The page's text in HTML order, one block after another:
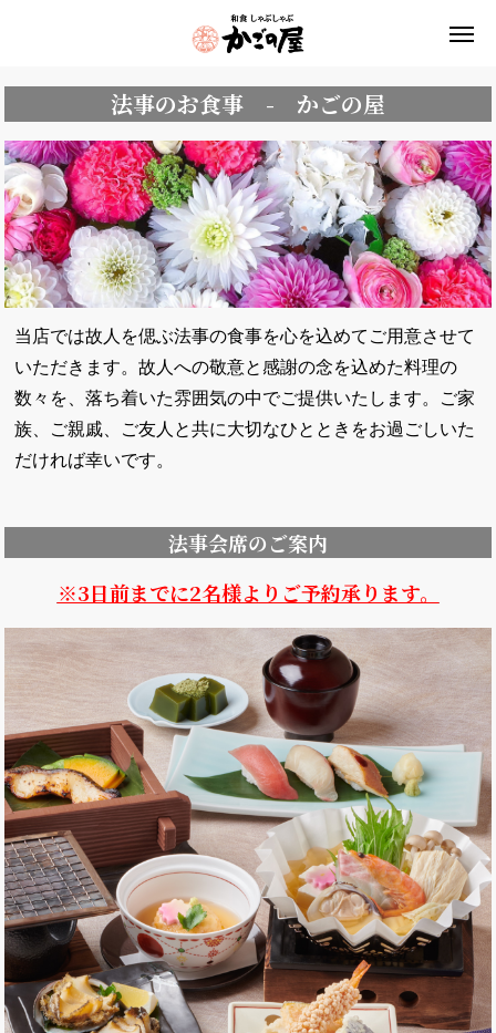
法事のお食事 - かごの屋
当店では故人を偲ぶ法事の食事を心を込めてご用意させて
いただきます。故人への敬意と感謝の念を込めた料理の
数々を、落ち着いた雰囲気の中でご提供いたします。ご家
族、ご親戚、ご友人と共に大切なひとときをお過ごしいた
だければ幸いです。
法事会席のご案内
※3日前までに2名様よりご予約承ります。